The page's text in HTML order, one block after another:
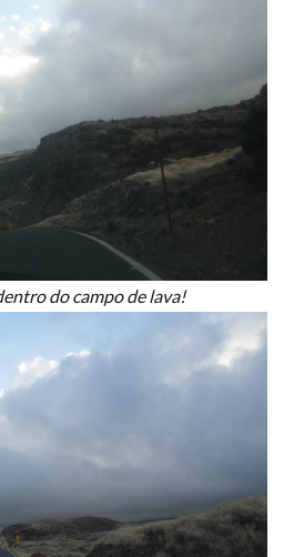
do campo de lava!